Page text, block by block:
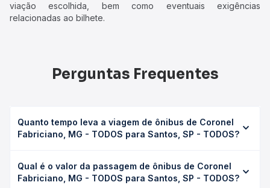
viação escolhida, bem como eventuais exigências
relacionadas ao bilhete.
Perguntas Frequentes
Quanto tempo leva a viagem de ônibus de Coronel
Fabriciano, MG - TODOS para Santos, SP - TODOS?
para Santos, SP - TODOS leva em média 15h 35min,
podendo variar conforme a viação, o tipo de serviço
Qual é o valor da passagem de ônibus de Coronel
Fabriciano, MG - TODOS para Santos, SP - TODOS?